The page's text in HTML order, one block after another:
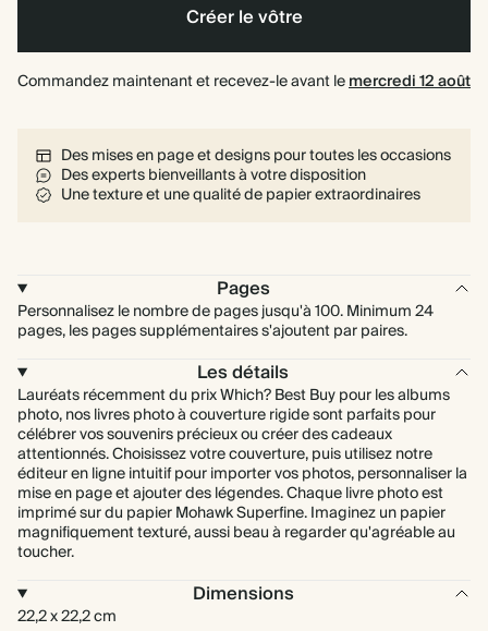
Créer le vôtre
Commandez maintenant et recevez-le avant lemercredi 12 août
Des mises en page et designs pour toutes les occasions
Des experts bienveillants à votre disposition
Une texture et une qualité de papier extraordinaires
Pages
Personnalisez le nombre de pages jusqu'à 100. Minimum 24
pages, les pages supplémentaires s'ajoutent par paires.
Les détails
Lauréats récemment du prix Which? Best Buy pour les albums
photo, nos livres photo à couverture rigide sont parfaits pour
célébrer vos souvenirs précieux ou créer des cadeaux
attentionnés. Choisissez votre couverture, puis utilisez notre
éditeur en ligne intuitif pour importer vos photos, personnaliser la
mise en page et ajouter des légendes. Chaque livre photo est
imprimé sur du papier Mohawk Superfine. Imaginez un papier
magnifiquement texturé, aussi beau à regarder qu'agréable au
toucher.
Dimensions
22,2 x 22,2 cm